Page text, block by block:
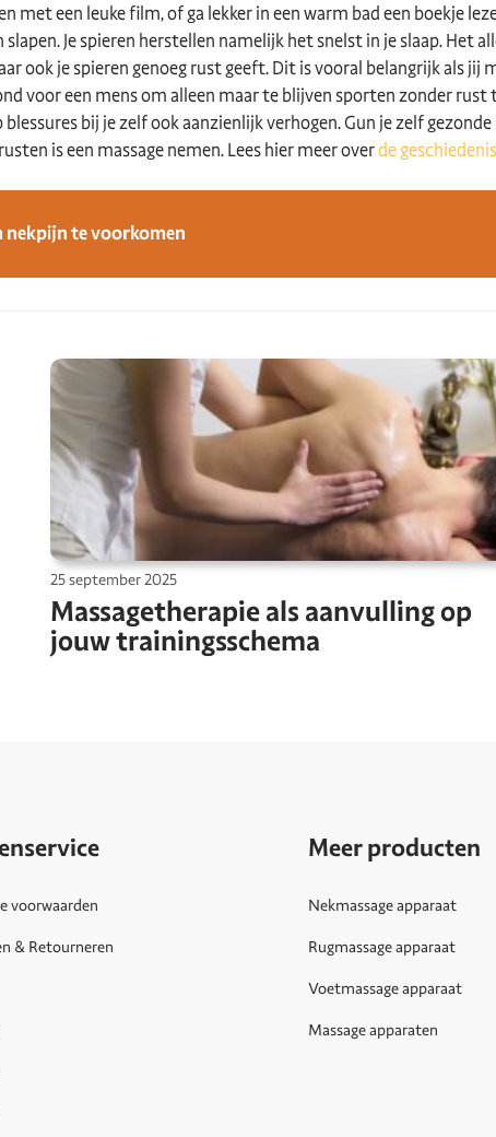
met een leuke film, of ga lekker in een warm bad een boekje
Je spieren herstellen namelijk het snelst in je slaap. Het
ook je spieren genoeg rust geeft. Dit is vooral belangrijk als jij
voor een mens om alleen maar te blijven sporten zonder rust
blessures bij je zelf ook aanzienlijk verhogen. Gun je zelf
is een massage nemen. Lees hier meer overde
nekpijn te voorkomen
25 september 2025
Massagetherapie als aanvulling op
jouw trainingsschema
voorwaarden
& Retourneren
Meer producten
Nekmassage apparaat
Rugmassage apparaat
Voetmassage apparaat
Massage apparaten